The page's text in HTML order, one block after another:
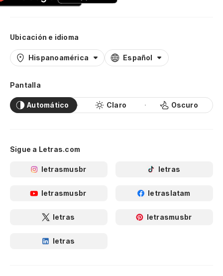
Ubicación e idioma
Hispanoamérica Español
Pantalla
Automático Claro Oscuro
Sigue a Letras.com
letrasmusbr letras
letrasmusbr letraslatam
letras letrasmusbr
letras